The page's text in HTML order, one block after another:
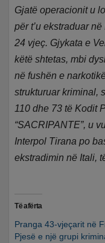
Gjatë operacionit u
për t’u ekstraduar
24 vjeç. Gjykata e
këtë shtetas, mbi
në fushën e
strukturuar kriminal,
110 dhe 73 të Kodit
“SACRIPANTE”, u
Interpol Tirana po
ekstradimin në Itali,
Të afërta
Pranga 43-vjeçarit në
Pjesë e një grupi